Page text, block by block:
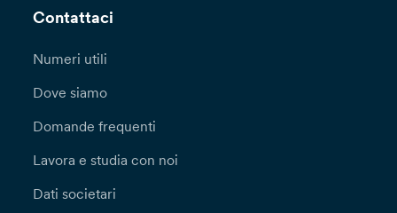
Contattaci
Numeri utili
Dove siamo
Domande frequenti
Lavora e studia con noi
Dati societari